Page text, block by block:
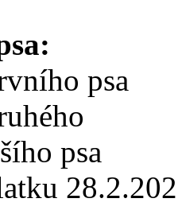
psa
psa